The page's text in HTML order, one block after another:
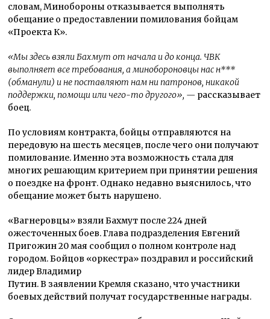
словам, Минобороны отказывается выполнять
обещание о предоставлении помилования бойцам
«Проекта К».
«Мы здесь взяли Бахмут от начала и до конца. ЧВК
выполняет все требования, а минобороновцы нас н***
(обманули) и не поставляют нам ни патронов, никакой
поддержки, помощи или чего-то другого», — рассказывает
боец.
По условиям контракта, бойцы отправляются на
передовую на шесть месяцев, после чего они получают
помилование. Именно эта возможность стала для
многих решающим критерием при принятии решения
о поездке на фронт. Однако недавно выяснилось, что
обещание может быть нарушено.
«Вагнеровцы» взяли Бахмут после 224 дней
ожесточенных боев. Глава подразделения Евгений
Пригожин 20 мая сообщил о полном контроле над
городом. Бойцов «оркестра» поздравил и российский
лидер Владимир
Путин. В заявлении Кремля сказано, что участники
боевых действий получат государственные награды.